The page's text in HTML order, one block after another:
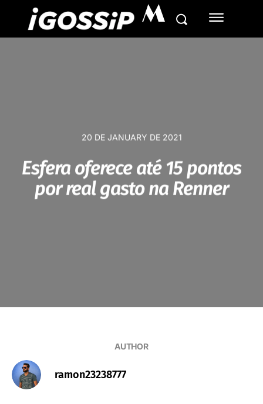
M
20 DE JANUARY DE 2021
Esfera oferece até 15 pontos
por real gasto na Renner
AUTHOR
ramon23238777